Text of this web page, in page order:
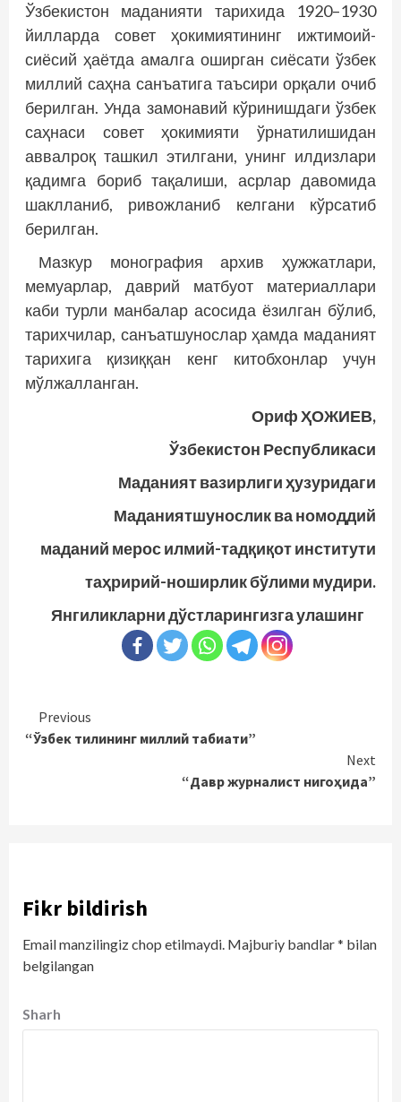
Ўзбекистон маданияти тарихида 1920–1930
йилларда совет ҳокимиятининг ижтимоий-
сиёсий ҳаётда амалга оширган сиёсати ўзбек
миллий саҳна санъатига таъсири орқали очиб
берилган. Унда замонавий кўринишдаги ўзбек
саҳнаси совет ҳокимияти ўрнатилишидан
аввалроқ ташкил этилгани, унинг илдизлари
қадимга бориб тақалиши, асрлар давомида
шаклланиб, ривожланиб келгани кўрсатиб
берилган.
Мазкур монография архив ҳужжатлари,
мемуарлар, даврий матбуот материаллари
каби турли манбалар асосида ёзилган бўлиб,
тарихчилар, санъатшунослар ҳамда маданият
тарихига қизиққан кенг китобхонлар учун
мўлжалланган.
Ориф ҲОЖИЕВ,
Ўзбекистон Республикаси
Маданият вазирлиги ҳузуридаги
Маданиятшунослик ва номоддий
маданий мерос илмий-тадқиқот институти
таҳририй-ноширлик бўлими мудири.
Янгиликларни дўстларингизга улашинг
Continue
Reading
Previous
“Ўзбек тилининг миллий табиати”
Next
“Давр журналист нигоҳида”
Fikr bildirish
Email manzilingiz chop etilmaydi. Majburiy bandlar* bilan
belgilangan
Sharh